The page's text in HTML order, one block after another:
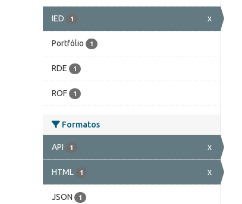
IED 1 x
Portfólio 1
RDE 1
ROF 1
Formatos
API 1 x
HTML 1 x
JSON 1